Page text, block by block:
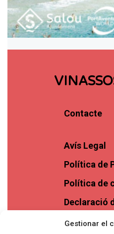
Gestionar el
Contacte
Avís Legal
Política de
Política de
Declaració